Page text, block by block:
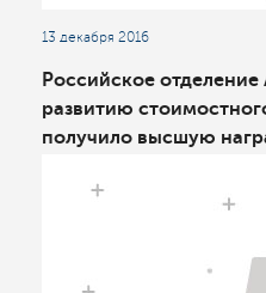
13 декабря 2016
Российское
развитию
получило высшую